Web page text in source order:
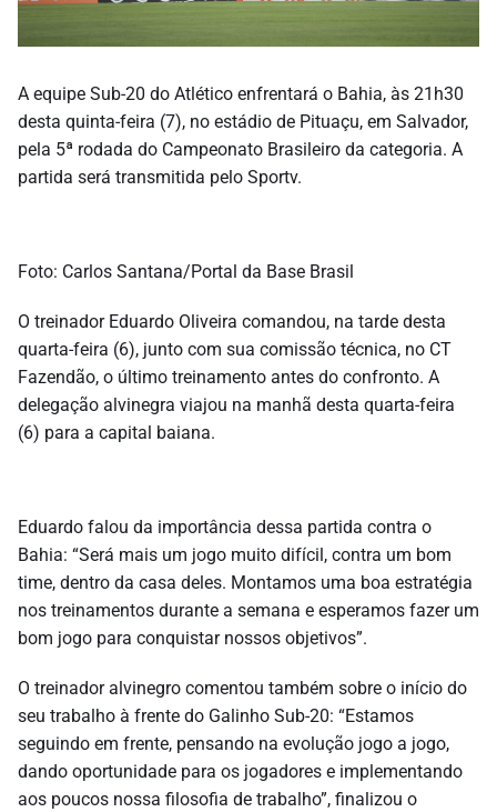
A equipe Sub-20 do Atlético enfrentará o Bahia, às 21h30
desta quinta-feira (7), no estádio de Pituaçu, em Salvador,
pela 5ª rodada do Campeonato Brasileiro da categoria. A
partida será transmitida pelo Sportv.
Foto: Carlos Santana/Portal da Base Brasil
O treinador Eduardo Oliveira comandou, na tarde desta
quarta-feira (6), junto com sua comissão técnica, no CT
Fazendão, o último treinamento antes do confronto. A
delegação alvinegra viajou na manhã desta quarta-feira
(6) para a capital baiana.
Eduardo falou da importância dessa partida contra o
Bahia: “Será mais um jogo muito difícil, contra um bom
time, dentro da casa deles. Montamos uma boa estratégia
nos treinamentos durante a semana e esperamos fazer um
bom jogo para conquistar nossos objetivos”.
O treinador alvinegro comentou também sobre o início do
seu trabalho à frente do Galinho Sub-20: “Estamos
seguindo em frente, pensando na evolução jogo a jogo,
dando oportunidade para os jogadores e implementando
aos poucos nossa filosofia de trabalho”, finalizou o